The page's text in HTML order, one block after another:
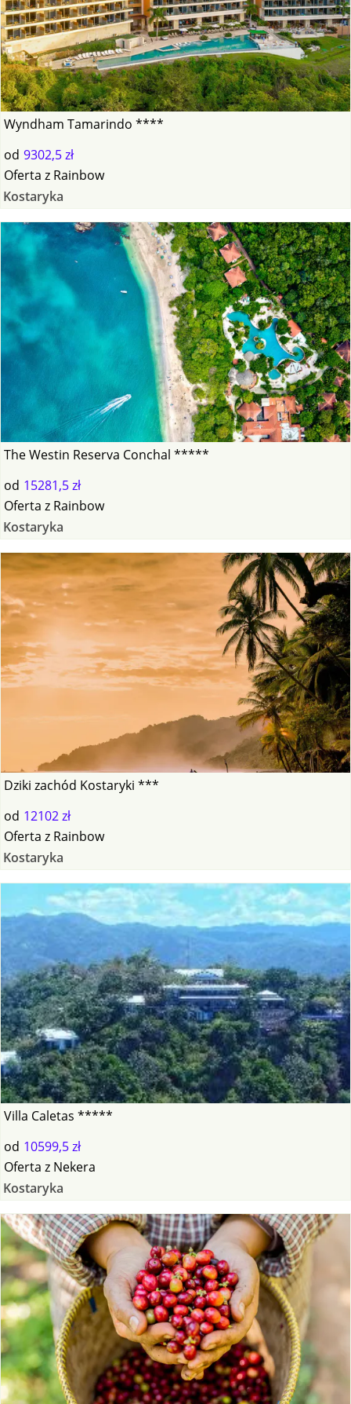
Wyndham Tamarindo ****
od 9302,5 zł
Oferta z Rainbow
Kostaryka
The Westin Reserva Conchal *****
od 15281,5 zł
Oferta z Rainbow
Kostaryka
Dziki zachód Kostaryki ***
od 12102 zł
Oferta z Rainbow
Kostaryka
Villa Caletas *****
od 10599,5 zł
Oferta z Nekera
Kostaryka